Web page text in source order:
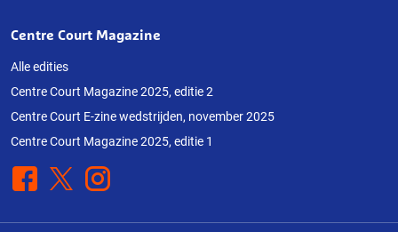
Centre Court Magazine
Alle edities
Centre Court Magazine 2025, editie 2
Centre Court E-zine wedstrijden, november 2025
Centre Court Magazine 2025, editie 1
Facebook
X Instagram